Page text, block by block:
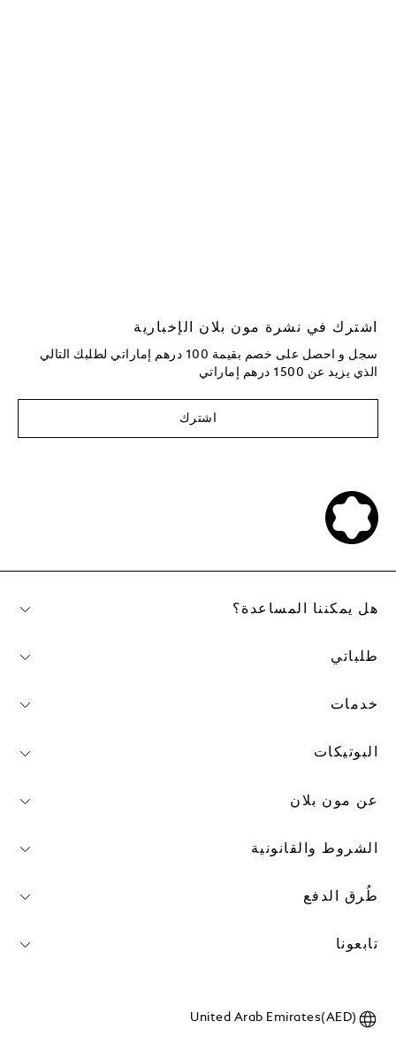
اشترك في نشرة مون بلان الإخبارية
سجل و احصل على خصم بقيمة 100 درهم إماراتي لطلبك التالي
الذي يزيد عن 1500 درهم إماراتي
اشترك
طُرق الدفع
تابعونا
هل يمكننا المساعدة؟
طلباتي
خدمات
البوتيكات
عن مون بلان
الشروط والقانونية
United Arab Emirates(AED)